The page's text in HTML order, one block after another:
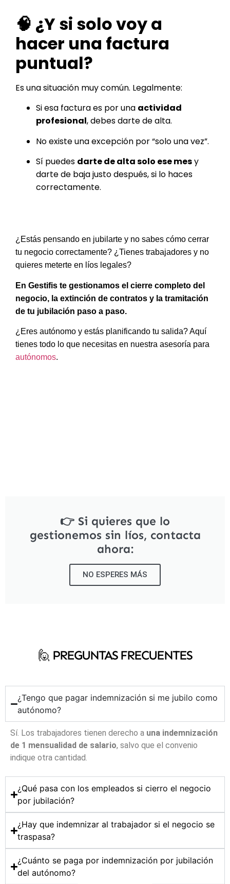
🧠 ¿Y si solo voy a
hacer una factura
puntual?
Es una situación muy común. Legalmente:
Si esa factura es por una actividad
profesional, debes darte de alta.
No existe una excepción por “solo una vez”.
Sí puedes darte de alta solo ese mesy
darte de baja justo después, si lo haces
correctamente.
¿Estás pensando en jubilarte y no sabes cómo cerrar
tu negocio correctamente? ¿Tienes trabajadores y no
quieres meterte en líos legales?
En Gestifis te gestionamos el cierre completo del
negocio, la extinción de contratos y la tramitación
de tu jubilación paso a paso.
¿Eres autónomo y estás planificando tu salida? Aquí
tienes todo lo que necesitas en nuestra asesoría para
autónomos.
👉 Si quieres que lo
gestionemos sin líos, contacta
ahora:
NO ESPERES MÁS
🙋‍ PREGUNTAS FRECUENTES
¿Tengo que pagar indemnización si me jubilo como
autónomo?
Sí. Los trabajadores tienen derecho a una indemnización
de 1 mensualidad de salario, salvo que el convenio
indique otra cantidad.
¿Qué pasa con los empleados si cierro el negocio
por jubilación?
¿Hay que indemnizar al trabajador si el negocio se
traspasa?
¿Cuánto se paga por indemnización por jubilación
del autónomo?